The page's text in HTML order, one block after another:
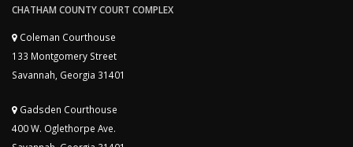
CHATHAM COUNTY COURT COMPLEX
Coleman Courthouse
133 Montgomery Street
Savannah, Georgia 31401
Gadsden Courthouse
400 W. Oglethorpe Ave.